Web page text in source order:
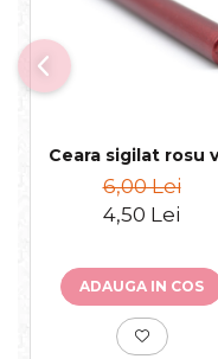
Ceara sigilat rosu
6,00 Lei
4,50 Lei
ADAUGA IN COS